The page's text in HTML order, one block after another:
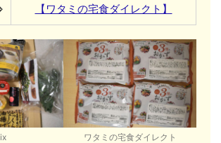
【ワタミの宅食ダイレクト】
ワタミの宅食ダイレクト